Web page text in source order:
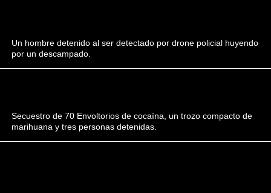
Un hombre detenido al ser detectado por drone policial huyendo
por un descampado.
Secuestro de 70 Envoltorios de cocaína, un trozo compacto de
marihuana y tres personas detenidas.